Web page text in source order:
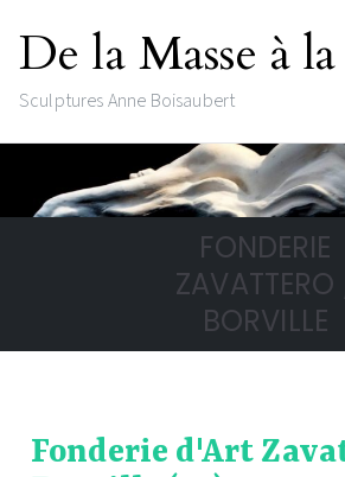
De la Masse à
Sculptures Anne Boisaubert
FONDERIE
BORVILLE
Fonderie d'Art